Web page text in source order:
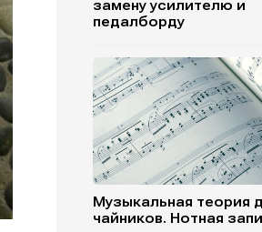
замену усилителю и
педалборду
Музыкальная теория
чайников. Нотная